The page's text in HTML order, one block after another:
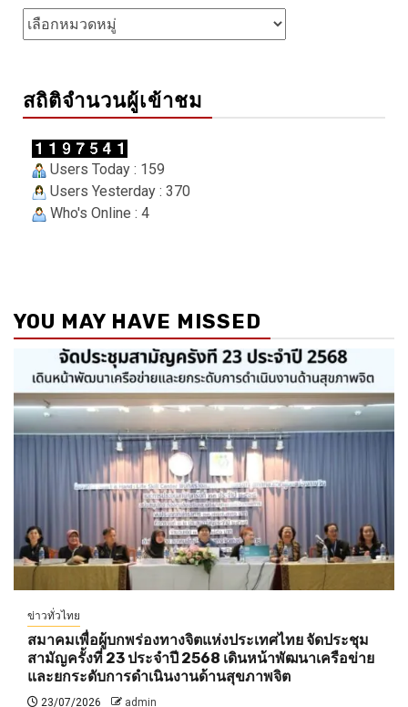
Categories
สถิติจำนวนผู้เข้าชม
Users Today : 159
Users Yesterday : 370
Who's Online : 4
YOU MAY HAVE MISSED
ข่าวทั่วไทย
สมาคมเพื่อผู้บกพร่องทางจิตแห่งประเทศไทย จัดประชุม
สามัญครั้งที่ 23 ประจำปี 2568 เดินหน้าพัฒนาเครือข่าย
และยกระดับการดำเนินงานด้านสุขภาพจิต
23/07/2026 admin